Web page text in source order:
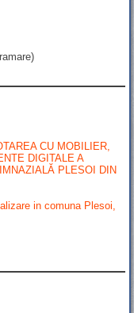
CU MOBILIER,
DIGITALE A
PLESOI DIN
in comuna Plesoi,